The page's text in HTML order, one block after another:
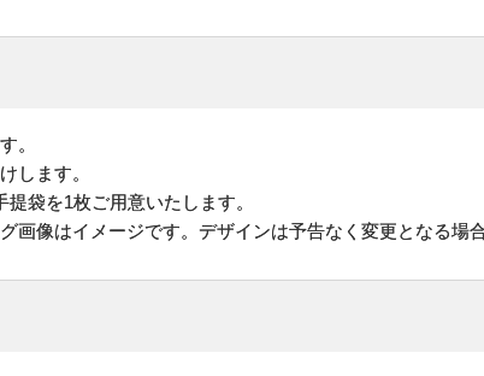
。
します。
袋を1枚ご用意いたします。
像はイメージです。デザインは予告なく変更となる場合